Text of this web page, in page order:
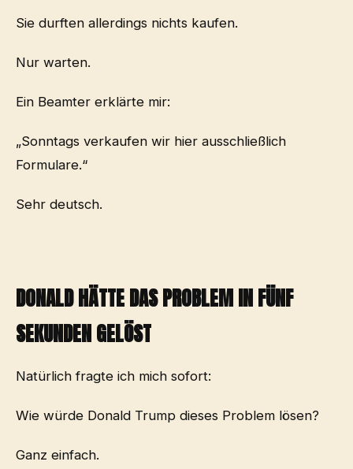
Sie durften allerdings nichts kaufen.
Nur warten.
Ein Beamter erklärte mir:
„Sonntags verkaufen wir hier ausschließlich
Formulare.“
Sehr deutsch.
DONALD HÄTTE DAS PROBLEM IN FÜNF
SEKUNDEN GELÖST
Natürlich fragte ich mich sofort:
Wie würde Donald Trump dieses Problem lösen?
Ganz einfach.